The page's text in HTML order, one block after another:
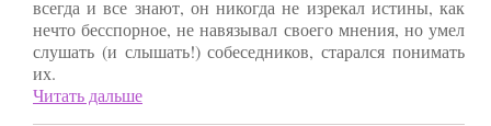
всегда и все знают, он никогда не изрекал истины, как
нечто бесспорное, не навязывал своего мнения, но умел
слушать (и слышать!) собеседников, старался понимать
их.
Читать дальше